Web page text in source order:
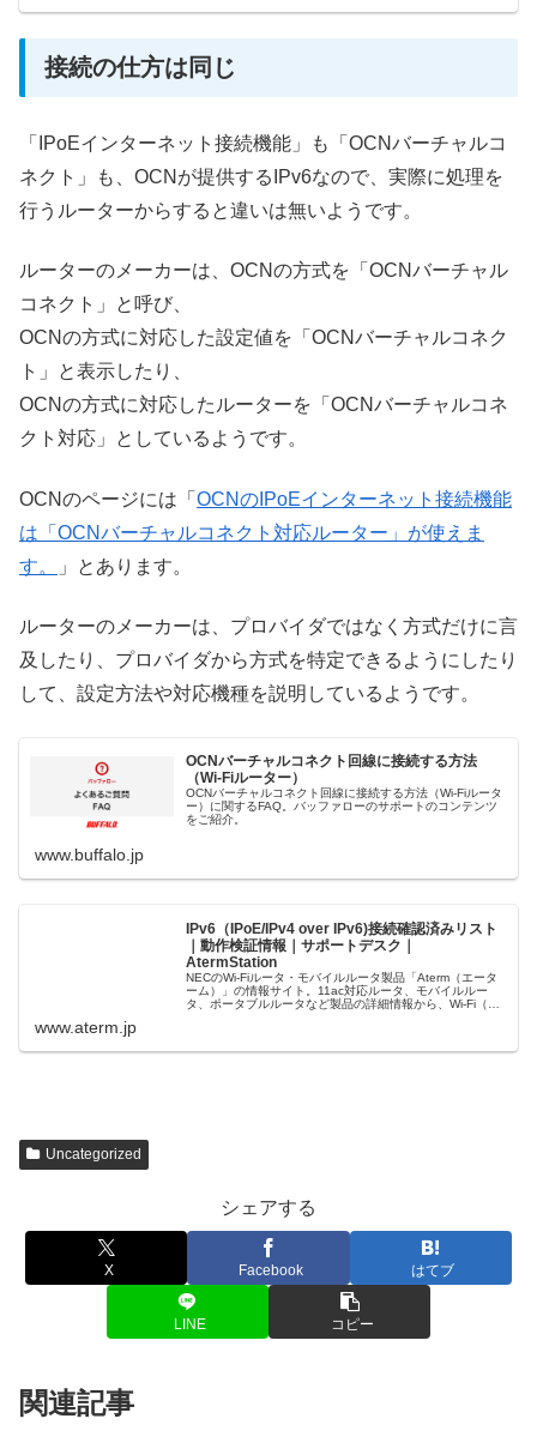
接続の仕方は同じ
「IPoEインターネット接続機能」も「OCNバーチャルコ
ネクト」も、OCNが提供するIPv6なので、実際に処理を
行うルーターからすると違いは無いようです。
ルーターのメーカーは、OCNの方式を「OCNバーチャル
コネクト」と呼び、
OCNの方式に対応した設定値を「OCNバーチャルコネク
ト」と表示したり、
OCNの方式に対応したルーターを「OCNバーチャルコネ
クト対応」としているようです。
OCNのページには「 OCNのIPoEインターネット接続機能
は「OCNバーチャルコネクト対応ルーター」が使えま
す。
」とあります。
ルーターのメーカーは、プロバイダではなく方式だけに言
及したり、プロバイダから方式を特定できるようにしたり
して、設定方法や対応機種を説明しているようです。
OCNバーチャルコネクト回線に接続する方法
（Wi-Fiルーター）
OCNバーチャルコネクト回線に接続する方法（Wi-Fiルータ
ー）に関するFAQ。バッファローのサポートのコンテンツ
をご紹介。
www.buffalo.jp
IPv6（IPoE/IPv4 over IPv6)接続確認済みリスト
｜動作検証情報｜サポートデスク｜
AtermStation
NECのWi-Fiルータ・モバイルルータ製品「Aterm（エータ
ーム）」の情報サイト。11ac対応ルータ、モバイルルー
タ、ポータブルルータなど製品の詳細情報から、Wi-Fi（無
www.aterm.jp
Uncategorized
シェアする
X Facebook はてブ
LINE コピー
関連記事